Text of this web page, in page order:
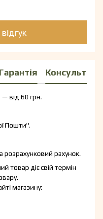
Гарантія
від 60 грн.
Пошти".
розрахунковий рахунок.
товар діє свій термін
магазину: